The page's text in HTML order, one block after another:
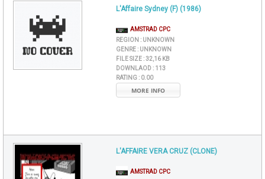
L'Affaire Sydney (F) (1986)
AMSTRAD CPC
REGION : UNKNOWN
GENRE : UNKNOWN
FILE SIZE :32,16 KB
DOWNLAOD : 113
RATING : 0.00
MORE INFO
L'AFFAIRE VERA CRUZ (CLONE)
AMSTRAD CPC